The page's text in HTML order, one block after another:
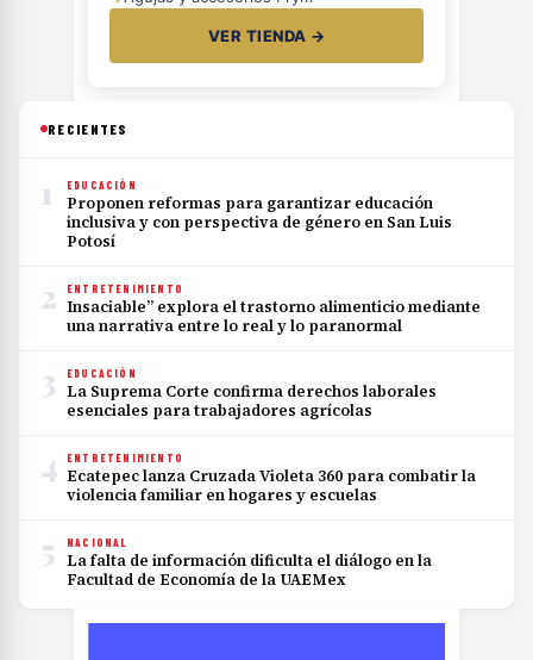
VER TIENDA →
RECIENTES
1 EDUCACIÓN
Proponen reformas para garantizar educación
inclusiva y con perspectiva de género en San Luis
Potosí
2 ENTRETENIMIENTO
Insaciable” explora el trastorno alimenticio mediante
una narrativa entre lo real y lo paranormal
3 EDUCACIÓN
La Suprema Corte confirma derechos laborales
esenciales para trabajadores agrícolas
4 ENTRETENIMIENTO
Ecatepec lanza Cruzada Violeta 360 para combatir la
violencia familiar en hogares y escuelas
5 NACIONAL
La falta de información dificulta el diálogo en la
Facultad de Economía de la UAEMex